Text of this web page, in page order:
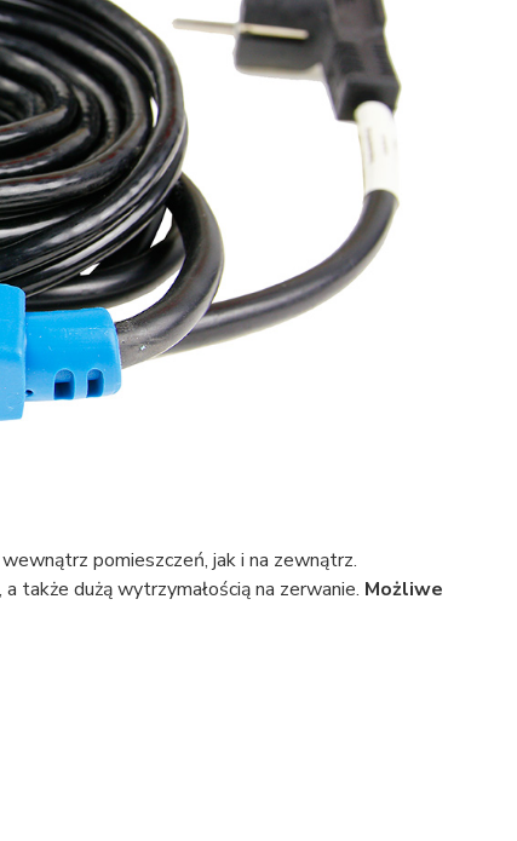
pomieszczeń, jak i na zewnątrz.
także dużą wytrzymałością na zerwanie. Możliwe